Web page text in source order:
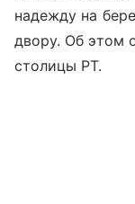
надежду на
двору. Об этом
столицы РТ.